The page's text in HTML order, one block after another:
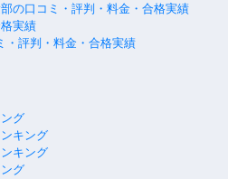
の口コミ・評判・料金・合格実績
実績
・評判・料金・合格実績
グ
キング
キング
グ